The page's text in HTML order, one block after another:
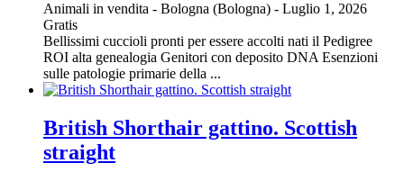
Animali in vendita - Bologna (Bologna) - Luglio 1, 2026
Gratis
Bellissimi cuccioli pronti per essere accolti nati il Pedigree
ROI alta genealogia Genitori con deposito DNA Esenzioni
sulle patologie primarie della ...
British Shorthair gattino. Scottish
straight